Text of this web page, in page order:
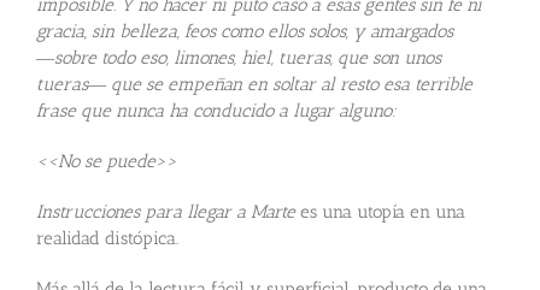
imposible. Y no hacer ni puto caso a esas gentes sin fe ni
gracia, sin belleza, feos como ellos solos, y amargados
―sobre todo eso, limones, hiel, tueras, que son unos
tueras― que se empeñan en soltar al resto esa terrible
frase que nunca ha conducido a lugar alguno:
<<No se puede>>
Instrucciones para llegar a Martees una utopía en una
realidad distópica.